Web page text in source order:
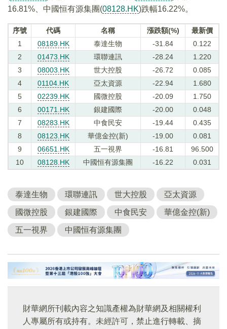
16.81%、中國恒有源集團(08128.HK)跌幅16.22%。
序號 代碼 名稱 漲跌額(%)
最新價
1
08189.HK 泰達生物 -31.84
0.122
2
01473.HK 環聯連訊 -28.24
1.220
3
08003.HK 世大控股 -26.72
0.085
4
01104.HK 亞太資源 -22.94
1.680
5
02239.HK 國微控股 -20.09
1.750
6
00171.HK 銀建國際 -20.00
0.048
7
08283.HK 中食民安 -19.44
0.435
8
08123.HK 華億金控(新) -19.00
0.081
9
06651.HK 五一視界 -16.81
96.500
10
08128.HK 中國恒有源集團 -16.22 0.031
泰達生物 環聯連訊 世大控股 亞太資源
國微控股 銀建國際 中食民安 華億金控(新)
五一視界 中國恒有源集團
財華網所刊載內容之知識產權為財華網及相關權利
人專屬所有或持有。未經許可，禁止進行轉載、摘